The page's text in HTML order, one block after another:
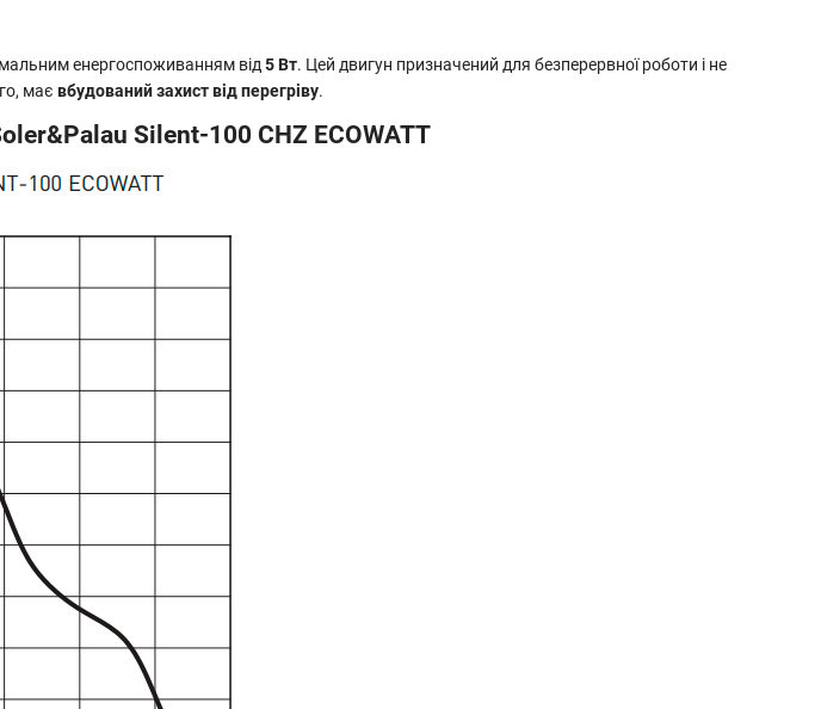
енергоспоживанням від 5 Вт. Цей двигун призначений для безперервної роботи і не
має вбудований захист від перегріву.
Silent-100 CHZ ECOWATT